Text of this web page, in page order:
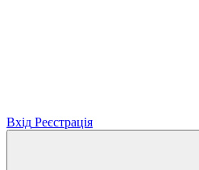
Вхід Реєстрація